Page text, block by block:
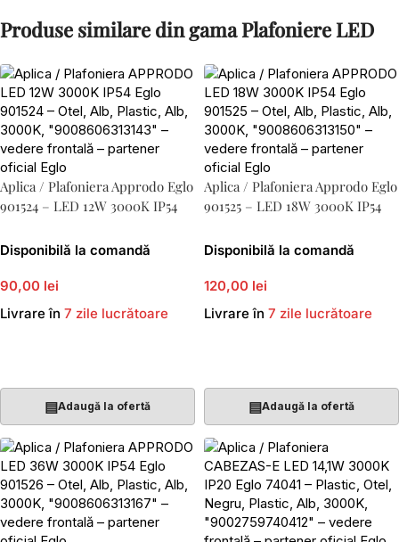
Produse similare din gama Plafoniere LED
Aplica / Plafoniera Approdo Eglo
901524 – LED 12W 3000K IP54
Disponibilă la comandă
90,00 lei
Livrare în 7 zile lucrătoare
▤Adaugă la ofertă
Aplica / Plafoniera Approdo Eglo
901525 – LED 18W 3000K IP54
Disponibilă la comandă
120,00 lei
Livrare în 7 zile lucrătoare
▤Adaugă la ofertă